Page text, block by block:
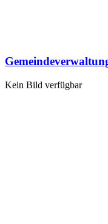
Kein Bild verfügbar